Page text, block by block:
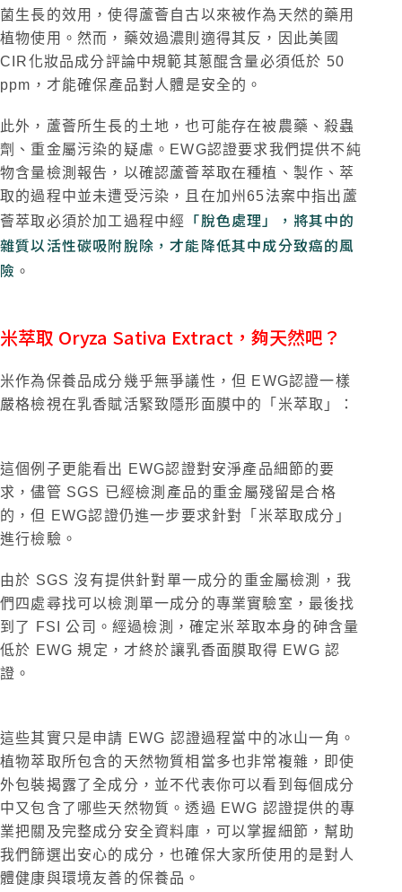
菌生長的效用，使得蘆薈自古以來被作為天然的藥用
植物使用。然而，藥效過濃則適得其反，因此美國
CIR化妝品成分評論中規範其蔥醌含量必須低於 50
ppm，才能確保產品對人體是安全的。
此外，蘆薈所生長的土地，也可能存在被農藥、殺蟲
劑、重金屬污染的疑慮。EWG認證要求我們提供不純
物含量檢測報告，以確認蘆薈萃取在種植、製作、萃
取的過程中並未遭受污染，且在加州65法案中指出蘆
薈萃取必須於加工過程中經
「脫色處理」，將其中的
雜質以活性碳吸附脫除，才能降低其中成分致癌的風
險 。
米萃取 Oryza Sativa Extract，夠天然吧？
米作為保養品成分幾乎無爭議性，但 EWG認證一樣
嚴格檢視在乳香賦活緊致隱形面膜中的「米萃取」：
這個例子更能看出 EWG認證對安淨產品細節的要
求，儘管 SGS 已經檢測產品的重金屬殘留是合格
的，但 EWG認證仍進一步要求針對「米萃取成分」
進行檢驗。
由於 SGS 沒有提供針對單一成分的重金屬檢測，我
們四處尋找可以檢測單一成分的專業實驗室，最後找
到了 FSI 公司。經過檢測，確定米萃取本身的砷含量
低於 EWG 規定，才終於讓乳香面膜取得 EWG 認
證。
這些其實只是申請 EWG 認證過程當中的冰山一角。
植物萃取所包含的天然物質相當多也非常複雜，即使
外包裝揭露了全成分，並不代表你可以看到每個成分
中又包含了哪些天然物質。透過 EWG 認證提供的專
業把關及完整成分安全資料庫，可以掌握細節，幫助
我們篩選出安心的成分，也確保大家所使用的是對人
體健康與環境友善的保養品。